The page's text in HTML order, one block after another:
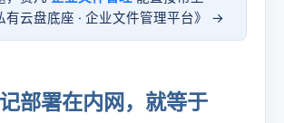
有云盘底座 · 企业文件管理平台》 →
部署在内网，就等于